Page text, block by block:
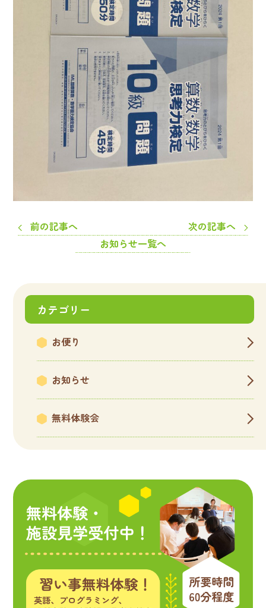
前の記事へ
お知らせ一覧へ
次の記事へ
カテゴリー
お便り
お知らせ
無料体験会